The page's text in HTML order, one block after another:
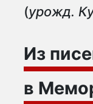
(урожд.
Из
в